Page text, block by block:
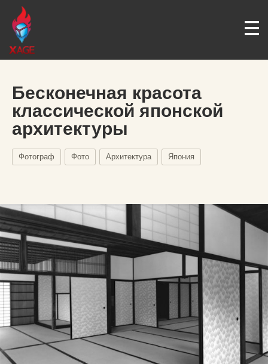
Бесконечная красота
классической японской
архитектуры
Фотограф Фото Архитектура Япония